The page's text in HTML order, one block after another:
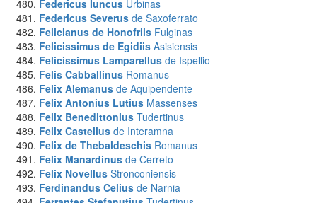
Federicus Iuncus Urbinas
Federicus Severus de Saxoferrato
Felicianus de Honofriis Fulginas
Felicissimus de Egidiis Asisiensis
Felicissimus Lamparellus de Ispellio
Felis Cabballinus Romanus
Felix Alemanus de Aquipendente
Felix Antonius Lutius Massenses
Felix Benedittonius Tudertinus
Felix Castellus de Interamna
Felix de Thebaldeschis Romanus
Felix Manardinus de Cerreto
Felix Novellus Stronconiensis
Ferdinandus Celius de Narnia